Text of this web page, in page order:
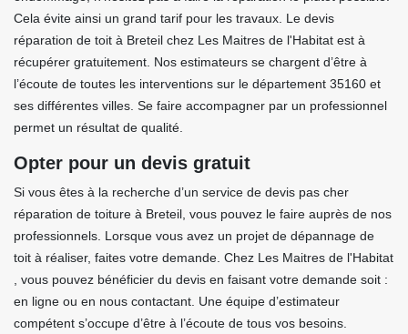
Cela évite ainsi un grand tarif pour les travaux. Le devis
réparation de toit à Breteil chez Les Maitres de l'Habitat est à
récupérer gratuitement. Nos estimateurs se chargent d’être à
l’écoute de toutes les interventions sur le département 35160 et
ses différentes villes. Se faire accompagner par un professionnel
permet un résultat de qualité.
Opter pour un devis gratuit
Si vous êtes à la recherche d’un service de devis pas cher
réparation de toiture à Breteil, vous pouvez le faire auprès de nos
professionnels. Lorsque vous avez un projet de dépannage de
toit à réaliser, faites votre demande. Chez Les Maitres de l'Habitat
, vous pouvez bénéficier du devis en faisant votre demande soit :
en ligne ou en nous contactant. Une équipe d’estimateur
compétent s’occupe d’être à l’écoute de tous vos besoins.